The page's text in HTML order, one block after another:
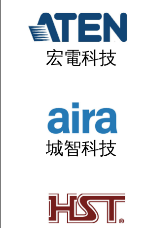
宏電科技
城智科技